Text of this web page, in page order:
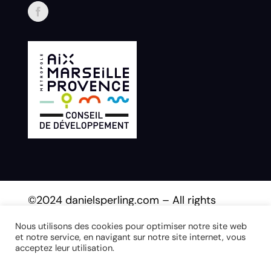
©2024 danielsperling.com – All rights
Nous utilisons des cookies pour optimiser notre site web
et notre service, en navigant sur notre site internet, vous
acceptez leur utilisation.